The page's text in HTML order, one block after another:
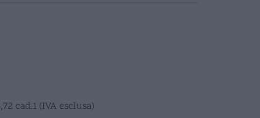
cad.1 (IVA esclusa)